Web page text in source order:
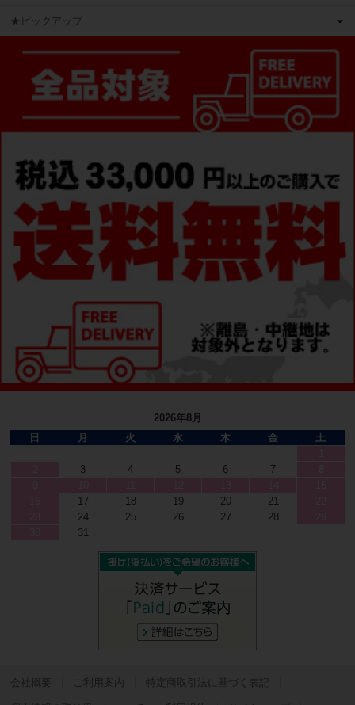
★ピックアップ
2026年8月
日
月 火 水 木 金
土
3 4 5 6 7
17 18 19 20 21
24 25 26 27 28
31
会社概要 ご利用案内 特定商取引法に基づく表記